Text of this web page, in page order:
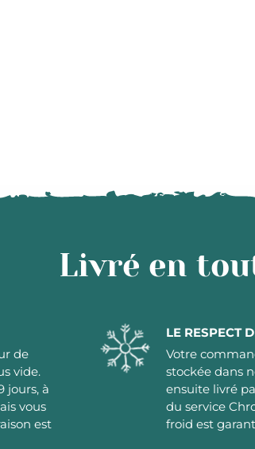
Livré en
de
vide.
jours, à
vous
est
LE RESPECT
Votre
stockée dans
ensuite livré
du service
froid est